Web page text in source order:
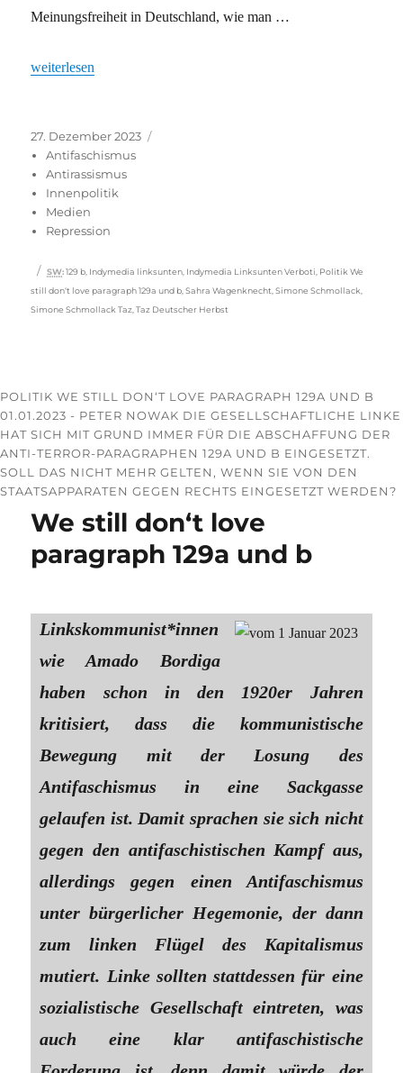
Meinungsfreiheit in Deutschland, wie man …
„Die Freiheit,die wir meinen“
weiterlesen
Veröffentlicht
am
27. Dezember 2023
Antifaschismus
Antirassismus
Innenpolitik
Medien
Repression
Schlagwörter
SW: 129 b Indymedia linksunten Indymedia Linksunten Verboti Politik We
still don‘t love paragraph 129a und b ,Sahra Wagenknecht ,Simone Schmollack
Simone Schmollack Taz ,Taz Deutscher Herbst
POLITIK WE STILL DON‘T LOVE PARAGRAPH 129A UND B
01.01.2023 - PETER NOWAK DIE GESELLSCHAFTLICHE LINKE
HAT SICH MIT GRUND IMMER FÜR DIE ABSCHAFFUNG DER
ANTI-TERROR-PARAGRAPHEN 129A UND B EINGESETZT.
SOLL DAS NICHT MEHR GELTEN, WENN SIE VON DEN
STAATSAPPARATEN GEGEN RECHTS EINGESETZT WERDEN?
We still don‘t love
paragraph 129a und b
Linkskommunist*innen
wie Amado Bordiga
haben schon in den 1920er Jahren
kritisiert, dass die kommunistische
Bewegung mit der Losung des
Antifaschismus in eine Sackgasse
gelaufen ist. Damit sprachen sie sich nicht
gegen den antifaschistischen Kampf aus,
allerdings gegen einen Antifaschismus
unter bürgerlicher Hegemonie, der dann
zum linken Flügel des Kapitalismus
mutiert. Linke sollten stattdessen für eine
sozialistische Gesellschaft eintreten, was
auch eine klar antifaschistische